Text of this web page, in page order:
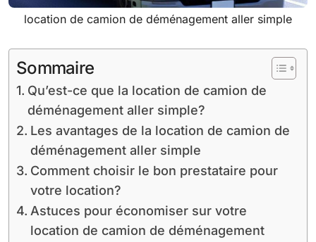
location de camion de déménagement aller simple
Sommaire
Qu’est-ce que la location de camion de
déménagement aller simple?
Les avantages de la location de camion de
déménagement aller simple
Comment choisir le bon prestataire pour
votre location?
Astuces pour économiser sur votre
location de camion de déménagement